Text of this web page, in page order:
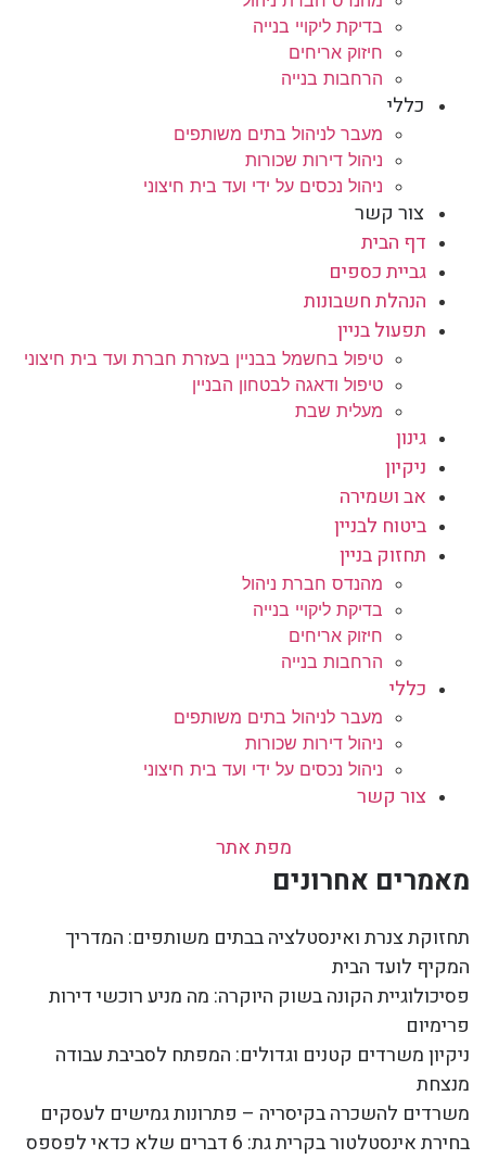
בדיקת ליקויי בנייה
חיזוק אריחים
הרחבות בנייה
כללי
מעבר לניהול בתים משותפים
ניהול דירות שכורות
ניהול נכסים על ידי ועד בית חיצוני
צור קשר
דף הבית
גביית כספים
הנהלת חשבונות
תפעול בניין
טיפול בחשמל בבניין בעזרת חברת ועד בית חיצוני
טיפול ודאגה לבטחון הבניין
מעלית שבת
גינון
ניקיון
אב ושמירה
ביטוח לבניין
תחזוק בניין
מהנדס חברת ניהול
בדיקת ליקויי בנייה
חיזוק אריחים
הרחבות בנייה
כללי
מעבר לניהול בתים משותפים
ניהול דירות שכורות
ניהול נכסים על ידי ועד בית חיצוני
צור קשר
מפת אתר
מאמרים אחרונים
תחזוקת צנרת ואינסטלציה בבתים משותפים: המדריך
המקיף לועד הבית
פסיכולוגיית הקונה בשוק היוקרה: מה מניע רוכשי דירות
פרימיום
ניקיון משרדים קטנים וגדולים: המפתח לסביבת עבודה
מנצחת
משרדים להשכרה בקיסריה – פתרונות גמישים לעסקים
בחירת אינסטלטור בקרית גת: 6 דברים שלא כדאי לפספס